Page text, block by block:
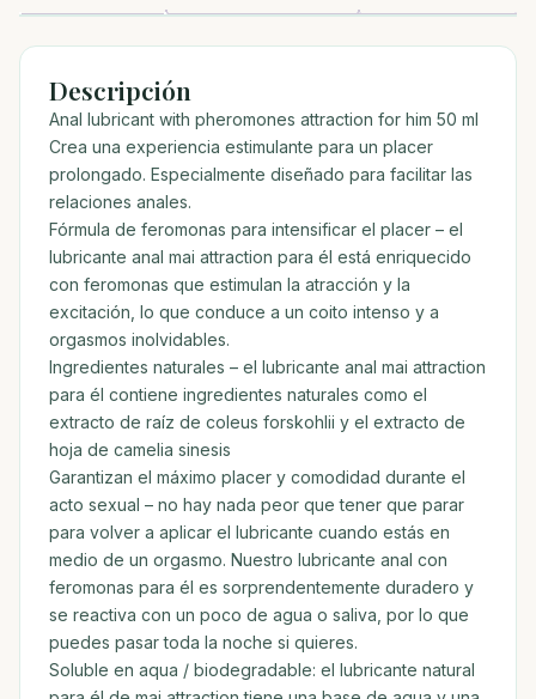
Descripción
Anal lubricant with pheromones attraction for him 50 ml
Crea una experiencia estimulante para un placer
prolongado. Especialmente diseñado para facilitar las
relaciones anales.
Fórmula de feromonas para intensificar el placer – el
lubricante anal mai attraction para él está enriquecido
con feromonas que estimulan la atracción y la
excitación, lo que conduce a un coito intenso y a
orgasmos inolvidables.
Ingredientes naturales – el lubricante anal mai attraction
para él contiene ingredientes naturales como el
extracto de raíz de coleus forskohlii y el extracto de
hoja de camelia sinesis
Garantizan el máximo placer y comodidad durante el
acto sexual – no hay nada peor que tener que parar
para volver a aplicar el lubricante cuando estás en
medio de un orgasmo. Nuestro lubricante anal con
feromonas para él es sorprendentemente duradero y
se reactiva con un poco de agua o saliva, por lo que
puedes pasar toda la noche si quieres.
Soluble en aqua / biodegradable: el lubricante natural